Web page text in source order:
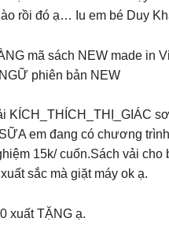
rồi đó ạ… Iu em bé Duy
mã sách NEW made in
phiên bản NEW
KÍCH_THÍCH_THỊ_GIÁC
em đang có chương
15k/ cuốn.Sách vải cho
sắc mà giặt máy ok ạ.
xuất TẶNG ạ.